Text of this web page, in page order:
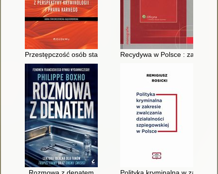
Przestępczość osób starszych z perspektywy kryminologii i
Recydywa w Polsce :